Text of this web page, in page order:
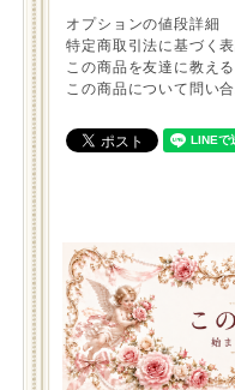
オプションの値段詳細
特定商取引法に基づく表
この商品を友達に教える
この商品について問い